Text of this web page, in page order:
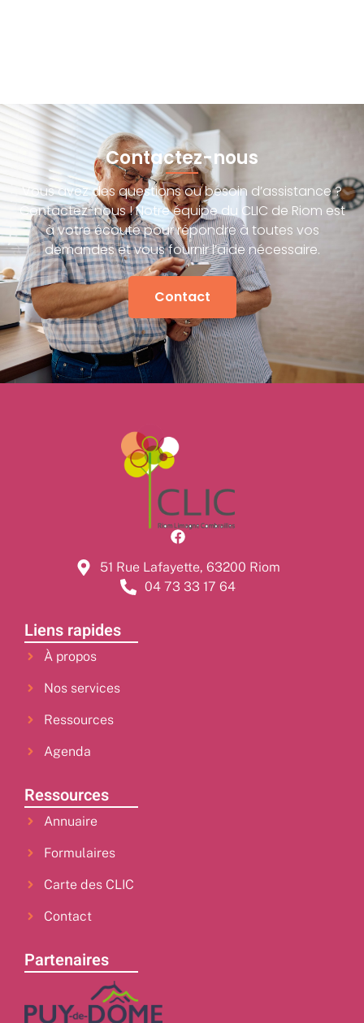
Contactez-nous
Vous avez des questions ou besoin d’assistance ?
Contactez-nous ! Notre équipe du CLIC de Riom est
à votre écoute pour répondre à toutes vos
demandes et vous fournir l’aide nécessaire.
Contact
51 Rue Lafayette, 63200 Riom
04 73 33 17 64
Liens rapides
À propos
Nos services
Ressources
Agenda
Ressources
Annuaire
Formulaires
Carte des CLIC
Contact
Partenaires